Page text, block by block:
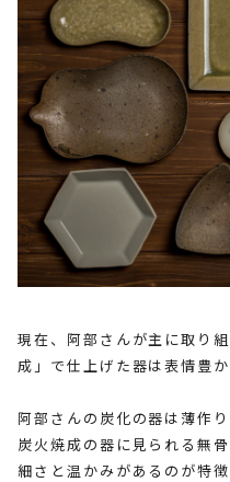
現在、阿部さんが主に取り
成」で仕上げた器は表情豊か
阿部さんの炭化の器は薄作
炭火焼成の器に見られる無
細さと温かみがあるのが特徴